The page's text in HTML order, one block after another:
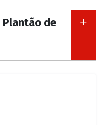
Plantão de